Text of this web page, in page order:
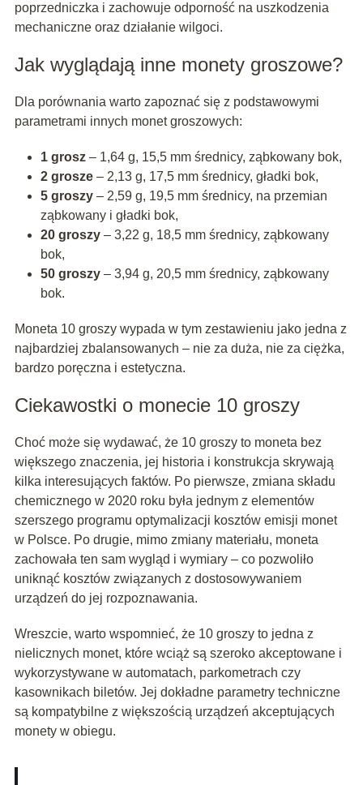
poprzedniczka i zachowuje odporność na uszkodzenia
mechaniczne oraz działanie wilgoci.
Jak wyglądają inne monety groszowe?
Dla porównania warto zapoznać się z podstawowymi
parametrami innych monet groszowych:
1 grosz– 1,64 g, 15,5 mm średnicy, ząbkowany bok,
2 grosze– 2,13 g, 17,5 mm średnicy, gładki bok,
5 groszy– 2,59 g, 19,5 mm średnicy, na przemian
ząbkowany i gładki bok,
20 groszy– 3,22 g, 18,5 mm średnicy, ząbkowany
bok,
50 groszy– 3,94 g, 20,5 mm średnicy, ząbkowany
bok.
Moneta 10 groszy wypada w tym zestawieniu jako jedna z
najbardziej zbalansowanych – nie za duża, nie za ciężka,
bardzo poręczna i estetyczna.
Ciekawostki o monecie 10 groszy
Choć może się wydawać, że 10 groszy to moneta bez
większego znaczenia, jej historia i konstrukcja skrywają
kilka interesujących faktów. Po pierwsze, zmiana składu
chemicznego w 2020 roku była jednym z elementów
szerszego programu optymalizacji kosztów emisji monet
w Polsce. Po drugie, mimo zmiany materiału, moneta
zachowała ten sam wygląd i wymiary – co pozwoliło
uniknąć kosztów związanych z dostosowywaniem
urządzeń do jej rozpoznawania.
Wreszcie, warto wspomnieć, że 10 groszy to jedna z
nielicznych monet, które wciąż są szeroko akceptowane i
wykorzystywane w automatach, parkometrach czy
kasownikach biletów. Jej dokładne parametry techniczne
są kompatybilne z większością urządzeń akceptujących
monety w obiegu.